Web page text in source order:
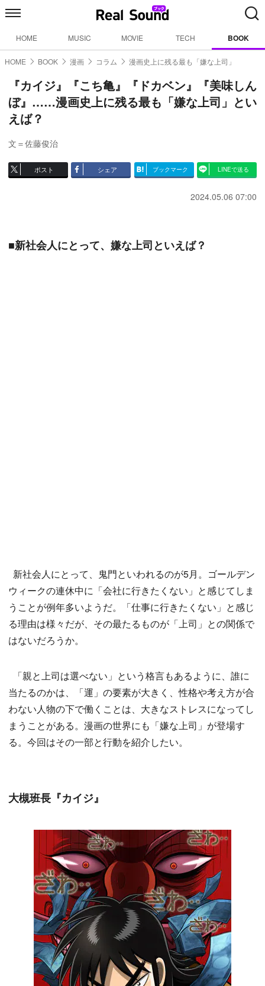
HOME MUSIC MOVIE TECH BOOK
HOME BOOK 漫画 コラム 漫画史上に残る最も「嫌な上司」
『カイジ』『こち亀』『ドカベン』『美味しん
ぼ』……漫画史上に残る最も「嫌な上司」とい
えば？
文＝佐藤俊治
ポスト シェア ブックマーク LINEで送る
2024.05.06 07:00
■新社会人にとって、嫌な上司といえば？
新社会人にとって、鬼門といわれるのが5月。ゴールデン
ウィークの連休中に「会社に行きたくない」と感じてしま
うことが例年多いようだ。「仕事に行きたくない」と感じ
る理由は様々だが、その最たるものが「上司」との関係で
はないだろうか。
「親と上司は選べない」という格言もあるように、誰に
当たるのかは、「運」の要素が大きく、性格や考え方が合
わない人物の下で働くことは、大きなストレスになってし
まうことがある。漫画の世界にも「嫌な上司」が登場す
る。今回はその一部と行動を紹介したい。
大槻班長『カイジ』